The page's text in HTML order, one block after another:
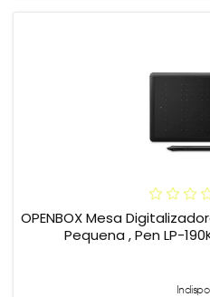
OPENBOX Mesa
Pequena , Pen LP-